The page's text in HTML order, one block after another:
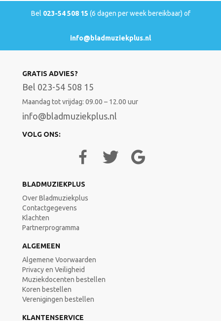
Bel 023-54 508 15 (6 dagen per week bereikbaar) of
info@bladmuziekplus.nl
GRATIS ADVIES?
Bel 023-54 508 15
Maandag tot vrijdag: 09.00 – 12.00 uur
info@bladmuziekplus.nl
VOLG ONS:
BLADMUZIEKPLUS
Over Bladmuziekplus
Contactgegevens
Klachten
Partnerprogramma
ALGEMEEN
Algemene Voorwaarden
Privacy en Veiligheid
Muziekdocenten bestellen
Koren bestellen
Verenigingen bestellen
KLANTENSERVICE